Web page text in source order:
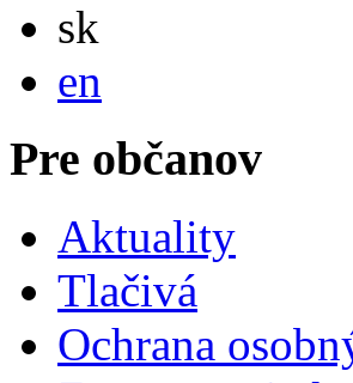
sk
en
Pre občanov
Aktuality
Tlačivá
Ochrana